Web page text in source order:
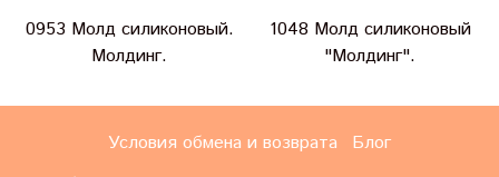
0953 Молд силиконовый.
Молдинг.
1048 Молд силиконовый
"Молдинг".
Условия обмена и возврата
Блог